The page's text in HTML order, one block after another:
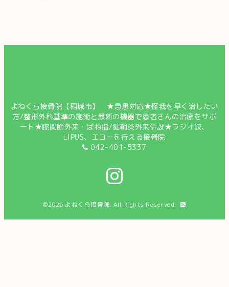
よねくら接骨院【稲城市】 ★急患対応★怪我を早く治したい
方/整形外科基準の施術と最新の機器で患者さんの治療をサポ
ート★膝関節外来・ばね指/腱鞘炎外来併設★ラジオ波、
LIPUS、エコーを行える接骨院
042-401-5337
©2026 よねくら接骨院. All Rights Reserved.